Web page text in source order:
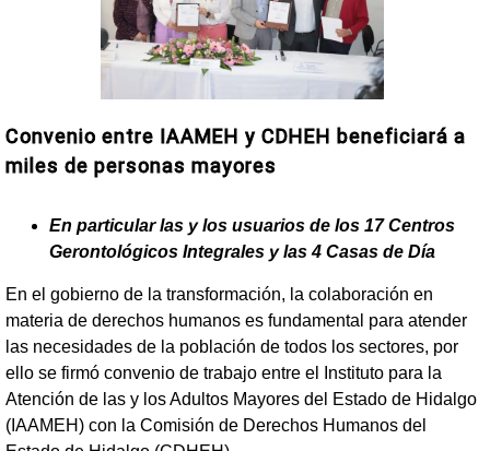
Convenio entre IAAMEH y CDHEH beneficiará a
miles de personas mayores
En particular las y los usuarios de los 17 Centros
Gerontológicos Integrales y las 4 Casas de Día
En el gobierno de la transformación, la colaboración en
materia de derechos humanos es fundamental para atender
las necesidades de la población de todos los sectores, por
ello se firmó convenio de trabajo entre el Instituto para la
Atención de las y los Adultos Mayores del Estado de Hidalgo
(IAAMEH) con la Comisión de Derechos Humanos del